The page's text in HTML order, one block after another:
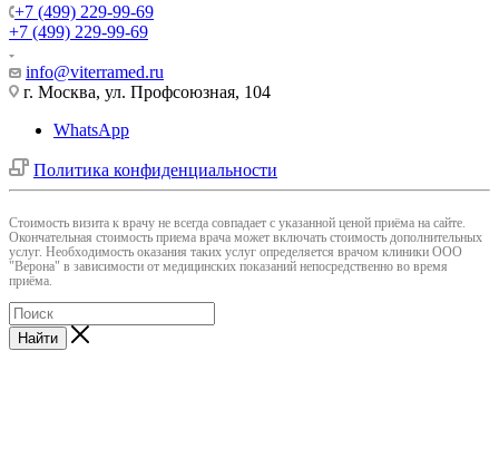
+7 (499) 229-99-69
+7 (499) 229-99-69
info@viterramed.ru
г. Москва, ул. Профсоюзная, 104
WhatsApp
Политика конфиденциальности
Cтоимость визита к врачу не всегда совпадает с указанной ценой приёма на сайте.
Окончательная стоимость приема врача может включать стоимость дополнительных
услуг. Необходимость оказания таких услуг определяется врачом клиники ООО
"Верона" в зависимости от медицинских показаний непосредственно во время
приёма.
Найти